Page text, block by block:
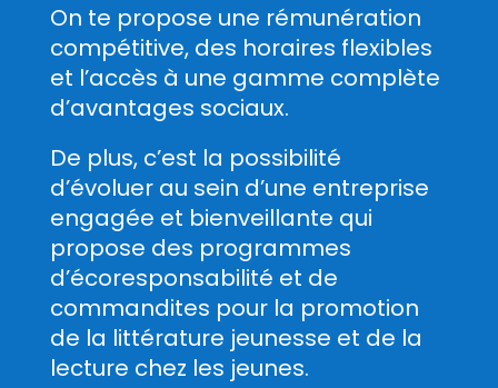
On te propose une rémunération
compétitive, des horaires flexibles
et l’accès à une gamme complète
d’avantages sociaux.
De plus, c’est la possibilité
d’évoluer au sein d’une entreprise
engagée et bienveillante qui
propose des programmes
d’écoresponsabilité et de
commandites pour la promotion
de la littérature jeunesse et de la
lecture chez les jeunes.